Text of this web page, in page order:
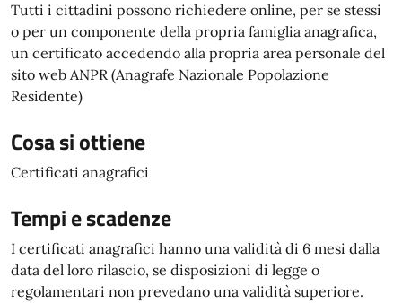
Tutti i cittadini possono richiedere online, per se stessi
o per un componente della propria famiglia anagrafica,
un certificato accedendo alla propria area personale del
sito web ANPR (Anagrafe Nazionale Popolazione
Residente)
Cosa si ottiene
Certificati anagrafici
Tempi e scadenze
I certificati anagrafici hanno una validità di 6 mesi dalla
data del loro rilascio, se disposizioni di legge o
regolamentari non prevedano una validità superiore.